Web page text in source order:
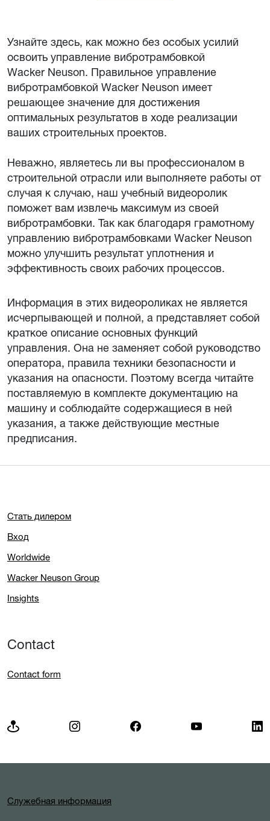
Узнайте здесь, как можно без особых усилий
освоить управление вибротрамбовкой
Wacker Neuson. Правильное управление
вибротрамбовкой Wacker Neuson имеет
решающее значение для достижения
оптимальных результатов в ходе реализации
ваших строительных проектов.
Неважно, являетесь ли вы профессионалом в
строительной отрасли или выполняете работы от
случая к случаю, наш учебный видеоролик
поможет вам извлечь максимум из своей
вибротрамбовки. Так как благодаря грамотному
управлению вибротрамбовками Wacker Neuson
можно улучшить результат уплотнения и
эффективность своих рабочих процессов.
Информация в этих видеороликах не является
исчерпывающей и полной, а представляет собой
краткое описание основных функций
управления. Она не заменяет собой руководство
оператора, правила техники безопасности и
указания на опасности. Поэтому всегда читайте
поставляемую в комплекте документацию на
машину и соблюдайте содержащиеся в ней
указания, а также действующие местные
предписания.
Стать дилером
Вход
Worldwide
Wacker Neuson Group
Insights
Contact
Contact form
Служебная информация